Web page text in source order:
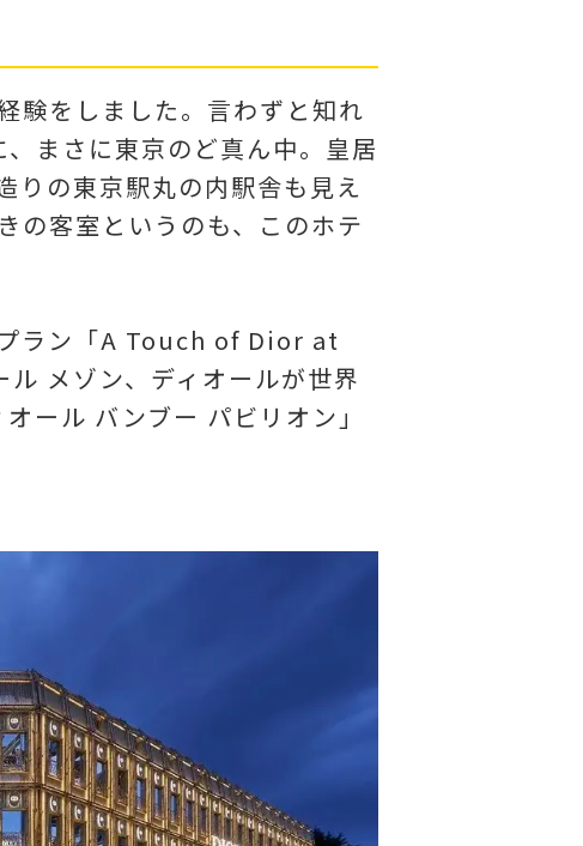
験をしました。言わずと知れ
まさに東京のど真ん中。皇居
りの東京駅丸の内駅舎も見え
の客室というのも、このホテ
プラン「A Touch of Dior at
メゾン、ディオールが世界
ール バンブー パビリオン」